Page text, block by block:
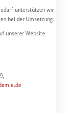
unterstützen wir
bei der Umsetzung.
unserer Website